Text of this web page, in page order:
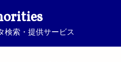
検索・提供サービス